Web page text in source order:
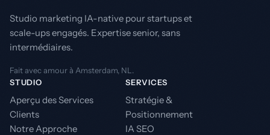
Studio marketing IA-native pour startups et
scale-ups engagés. Expertise senior, sans
intermédiaires.
Fait avec amour à Amsterdam, NL.
STUDIO
Aperçu des Services
Clients
Notre Approche
SERVICES
Stratégie &
Positionnement
IA SEO